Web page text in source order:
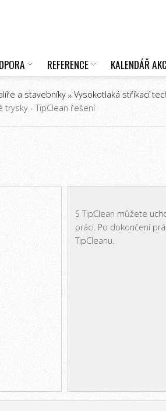
REFERENCE KALENDÁŘ
a stavebníky Vysokotlaká stříkací
trysky - TipClean řešení
S TipClean můžete
práci. Po dokončení
TipCleanu.